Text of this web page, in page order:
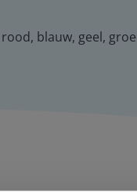
blauw, geel,